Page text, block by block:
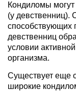
Кондиломы
(у девственниц).
способствующих
девственниц
условии
организма.
Существует еще
широкие